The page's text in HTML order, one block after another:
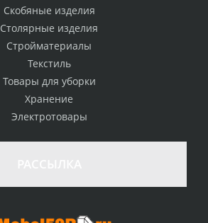
Скобяные изделия
Столярные изделия
Стройматериалы
Текстиль
Товары для уборки
Хранение
Электротовары